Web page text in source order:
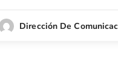
Dirección De